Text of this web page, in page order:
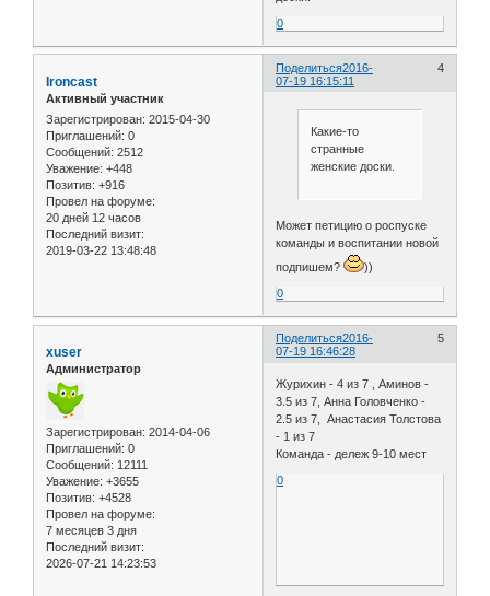
0
Поделиться 4
2016-
07-19 16:15:11
Ironcast
Активный участник
Зарегистрирован: 2015-04-30
Приглашений: 0
Сообщений: 2512
Уважение: +448
Позитив: +916
Провел на форуме:
20 дней 12 часов
Последний визит:
2019-03-22 13:48:48
Какие-то
странные
женские доски.
Может петицию о роспуске
команды и воспитании новой
подпишем?
))
0
Поделиться 5
2016-
07-19 16:46:28
xuser
Администратор
Зарегистрирован: 2014-04-06
Приглашений: 0
Сообщений: 12111
Уважение: +3655
Позитив: +4528
Провел на форуме:
7 месяцев 3 дня
Последний визит:
2026-07-21 14:23:53
Журихин - 4 из 7 , Аминов -
3.5 из 7, Анна Головченко -
2.5 из 7, Анастасия Толстова
- 1 из 7
Команда - дележ 9-10 мест
0